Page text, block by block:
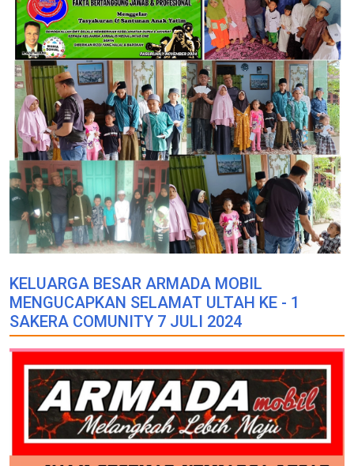
KELUARGA BESAR ARMADA MOBIL
MENGUCAPKAN SELAMAT ULTAH KE - 1
SAKERA COMUNITY 7 JULI 2024